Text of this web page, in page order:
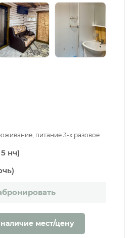
питание 3-х разовое
нч)
наличие мест/цену